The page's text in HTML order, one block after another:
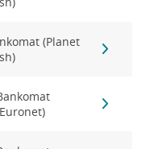
(Planet